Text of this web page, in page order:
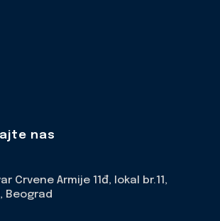
nas
Crvene Armije 11đ, lokal br.11,
Beograd